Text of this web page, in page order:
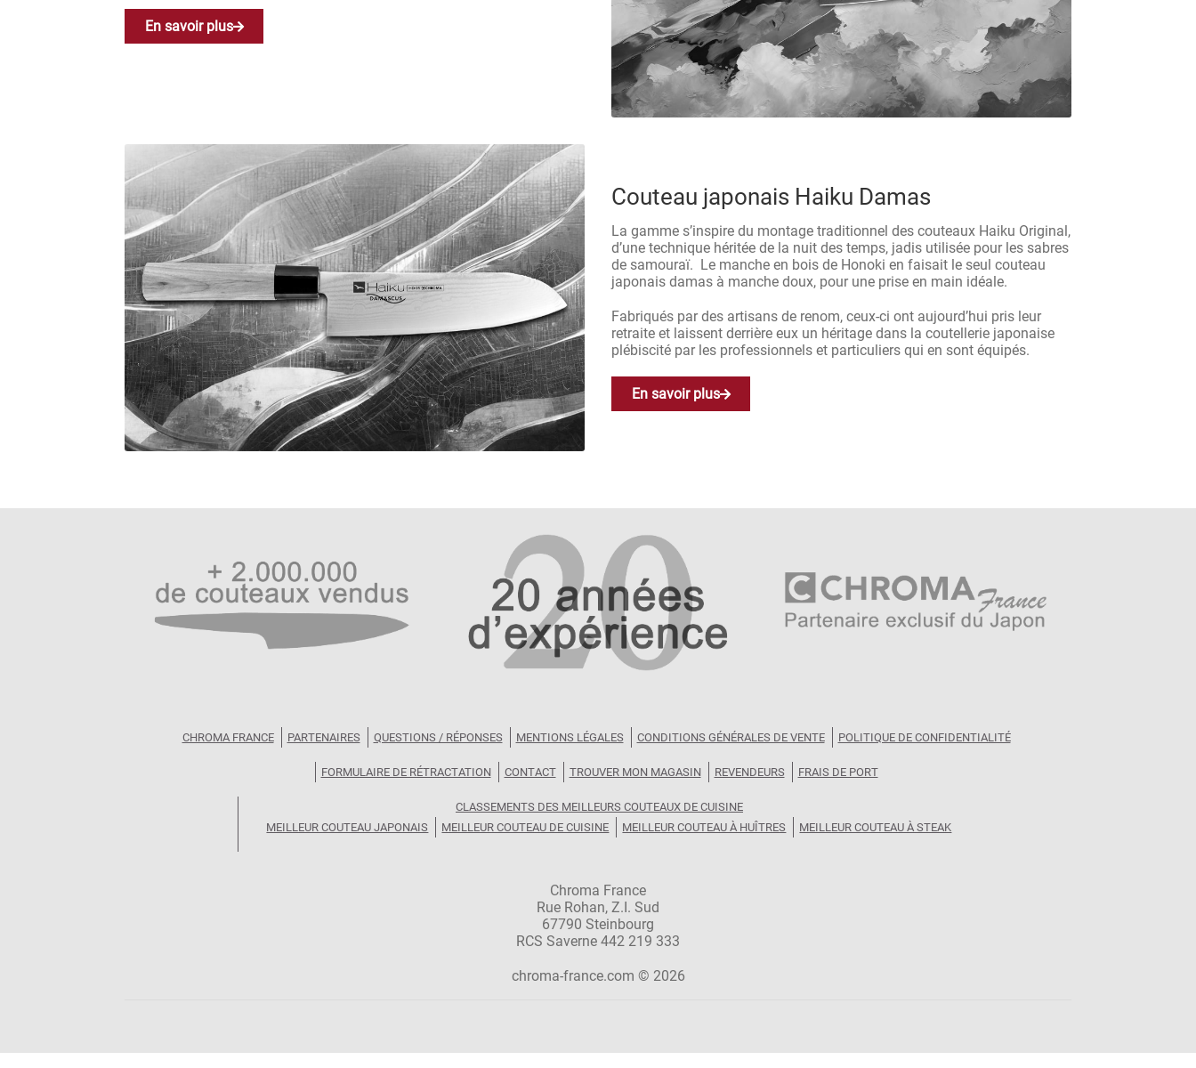
En savoir plus
Couteau japonais Haiku Damas
La gamme s’inspire du montage traditionnel des couteaux Haiku Original,
d’une technique héritée de la nuit des temps, jadis utilisée pour les sabres
de samouraï. Le manche en bois de Honoki en faisait le seul couteau
japonais damas à manche doux, pour une prise en main idéale.
Fabriqués par des artisans de renom, ceux-ci ont aujourd’hui pris leur
retraite et laissent derrière eux un héritage dans la coutellerie japonaise
plébiscité par les professionnels et particuliers qui en sont équipés.
En savoir plus
CHROMA FRANCE PARTENAIRES QUESTIONS / RÉPONSES MENTIONS LÉGALES CONDITIONS GÉNÉRALES DE VENTE POLITIQUE DE CONFIDENTIALITÉ
FORMULAIRE DE RÉTRACTATION CONTACT TROUVER MON MAGASIN REVENDEURS FRAIS DE PORT
CLASSEMENTS DES MEILLEURS COUTEAUX DE CUISINE
MEILLEUR COUTEAU JAPONAIS
MEILLEUR COUTEAU DE CUISINE MEILLEUR COUTEAU À HUÎTRES MEILLEUR COUTEAU À STEAK
Chroma France
Rue Rohan, Z.I. Sud
67790 Steinbourg
RCS Saverne 442 219 333
chroma-france.com © 2026